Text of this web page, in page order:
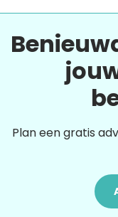
Plan een gratis